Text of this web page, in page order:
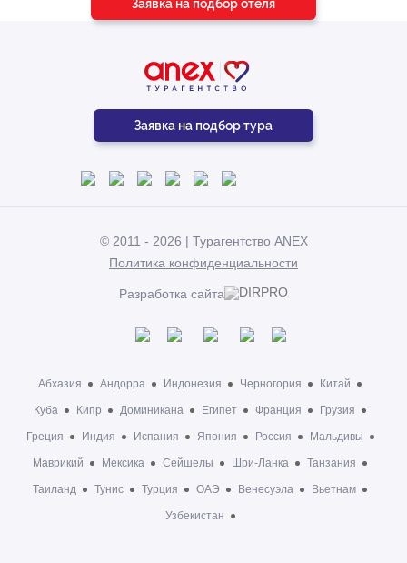
Заявка на подбор отеля
Заявка на подбор тура
© 2011 - 2026 | Турагентство ANEX
Политика конфиденциальности
Разработка сайта
Абхазия Андорра Индонезия Черногория Китай
Куба Кипр Доминикана Египет Франция Грузия
Греция Индия Испания Япония Россия Мальдивы
Маврикий Мексика Сейшелы Шри-Ланка Танзания
Таиланд Тунис Турция ОАЭ Венесуэла Вьетнам
Узбекистан